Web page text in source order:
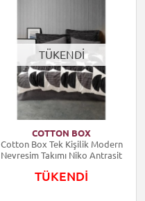
TÜKENDİ
COTTON BOX
Cotton Box Tek Kişilik Modern
Nevresim Takımı Niko Antrasit
TÜKENDİ